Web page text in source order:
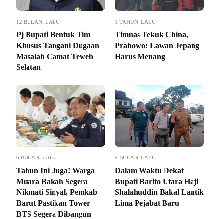
12 BULAN LALU
Pj Bupati Bentuk Tim
Khusus Tangani Dugaan
Masalah Camat Teweh
Selatan
1 TAHUN LALU
Timnas Tekuk China,
Prabowo: Lawan Jepang
Harus Menang
6 BULAN LALU
Tahun Ini Juga! Warga
Muara Bakah Segera
Nikmati Sinyal, Pemkab
Barut Pastikan Tower
BTS Segera Dibangun
9 BULAN LALU
Dalam Waktu Dekat
Bupati Barito Utara Haji
Shalahuddin Bakal Lantik
Lima Pejabat Baru